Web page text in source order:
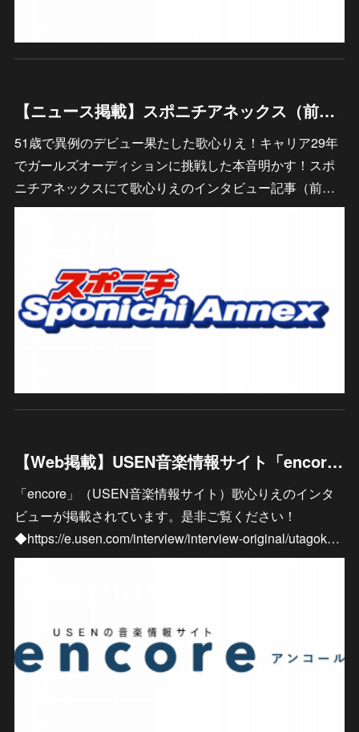
【ニュース掲載】スポニチアネックス（前編）
51歳で異例のデビュー果たした歌心りえ！キャリア29年
でガールズオーディションに挑戦した本音明かす！スポ
ニチアネックスにて歌心りえのインタビュー記事（前…
【Web掲載】USEN音楽情報サイト「encore」
「encore」（USEN音楽情報サイト）歌心りえのインタ
ビューが掲載されています。是非ご覧ください！
◆https://e.usen.com/interview/interview-original/utagok…